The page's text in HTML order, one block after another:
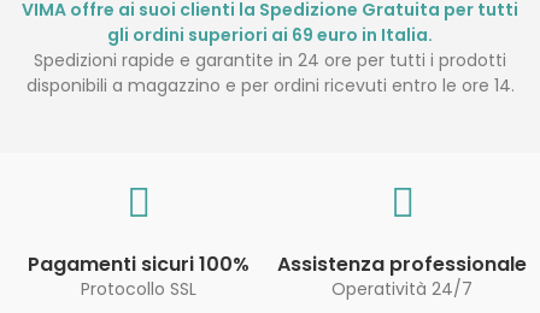
VIMA offre ai suoi clienti la Spedizione Gratuita per tutti
gli ordini superiori ai 69 euro in Italia.
Spedizioni rapide e garantite in 24 ore per tutti i prodotti
disponibili a magazzino e per ordini ricevuti entro le ore 14.
Pagamenti sicuri 100%
Protocollo SSL
Assistenza professionale
Operatività 24/7